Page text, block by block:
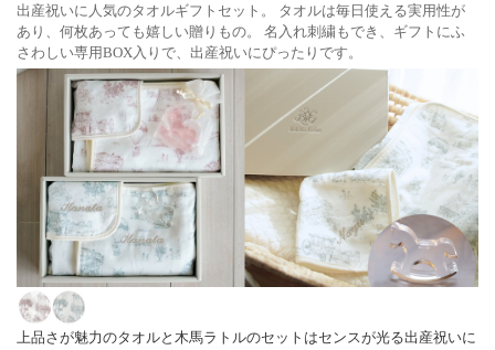
出産祝いに人気のタオルギフトセット。 タオルは毎日使える実用性が
あり、何枚あっても嬉しい贈りもの。 名入れ刺繍もでき、ギフトにふ
さわしい専用BOX入りで、出産祝いにぴったりです。
上品さが魅力のタオルと木馬ラトルのセットはセンスが光る出産祝いに